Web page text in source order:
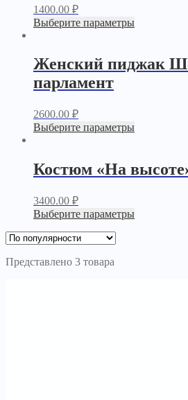
1400.00 ₽
Выберите параметры
Женский пиджак
парламент
2600.00 ₽
Выберите параметры
Костюм «На
3400.00 ₽
Выберите параметры
Представлено 3 товара